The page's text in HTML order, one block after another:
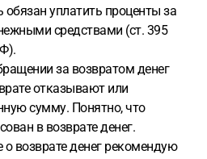
уплатить проценты за
средствами (ст. 395
за возвратом денег
отказывают или
сумму. Понятно, что
в возврате денег.
о возврате денег рекомендую